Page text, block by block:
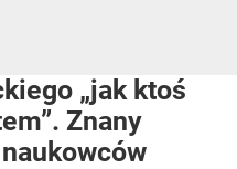
„jak ktoś
Znany